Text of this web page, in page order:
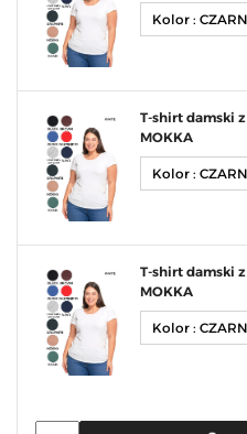
T-shirt damski
MOKKA
T-shirt damski
MOKKA